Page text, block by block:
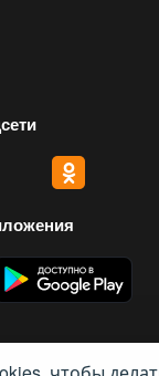
«Инновэйтив Трэвел